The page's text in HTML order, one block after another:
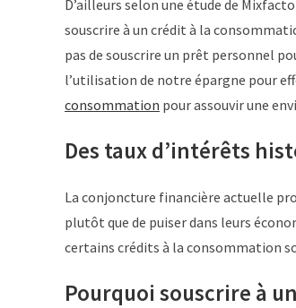
D’ailleurs selon une étude de
souscrire à un crédit à la
pas de souscrire un prêt personnel
l’utilisation de notre épargne pour
consommation pour assouvir une
Des taux d’intérêts
La conjoncture financière actuelle
plutôt que de puiser dans leurs
certains crédits à la consommation
Pourquoi souscrire à